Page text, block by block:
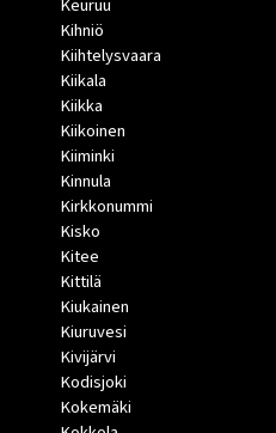
Keuruu
Kihniö
Kiihtelysvaara
Kiikala
Kiikka
Kiikoinen
Kiiminki
Kinnula
Kirkkonummi
Kisko
Kitee
Kittilä
Kiukainen
Kiuruvesi
Kivijärvi
Kodisjoki
Kokemäki